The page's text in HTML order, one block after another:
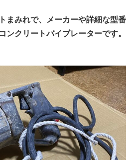
まみれで、メーカーや詳細な型番
ンクリートバイブレーターです。